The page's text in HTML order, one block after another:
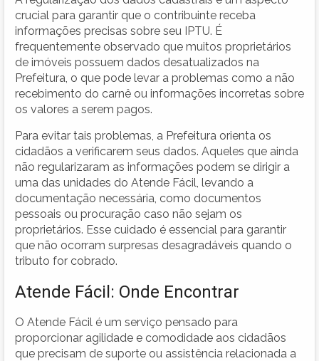
crucial para garantir que o contribuinte receba
informações precisas sobre seu IPTU. É
frequentemente observado que muitos proprietários
de imóveis possuem dados desatualizados na
Prefeitura, o que pode levar a problemas como a não
recebimento do carnê ou informações incorretas sobre
os valores a serem pagos.
Para evitar tais problemas, a Prefeitura orienta os
cidadãos a verificarem seus dados. Aqueles que ainda
não regularizaram as informações podem se dirigir a
uma das unidades do Atende Fácil, levando a
documentação necessária, como documentos
pessoais ou procuração caso não sejam os
proprietários. Esse cuidado é essencial para garantir
que não ocorram surpresas desagradáveis quando o
tributo for cobrado.
Atende Fácil: Onde Encontrar
O Atende Fácil é um serviço pensado para
proporcionar agilidade e comodidade aos cidadãos
que precisam de suporte ou assistência relacionada a